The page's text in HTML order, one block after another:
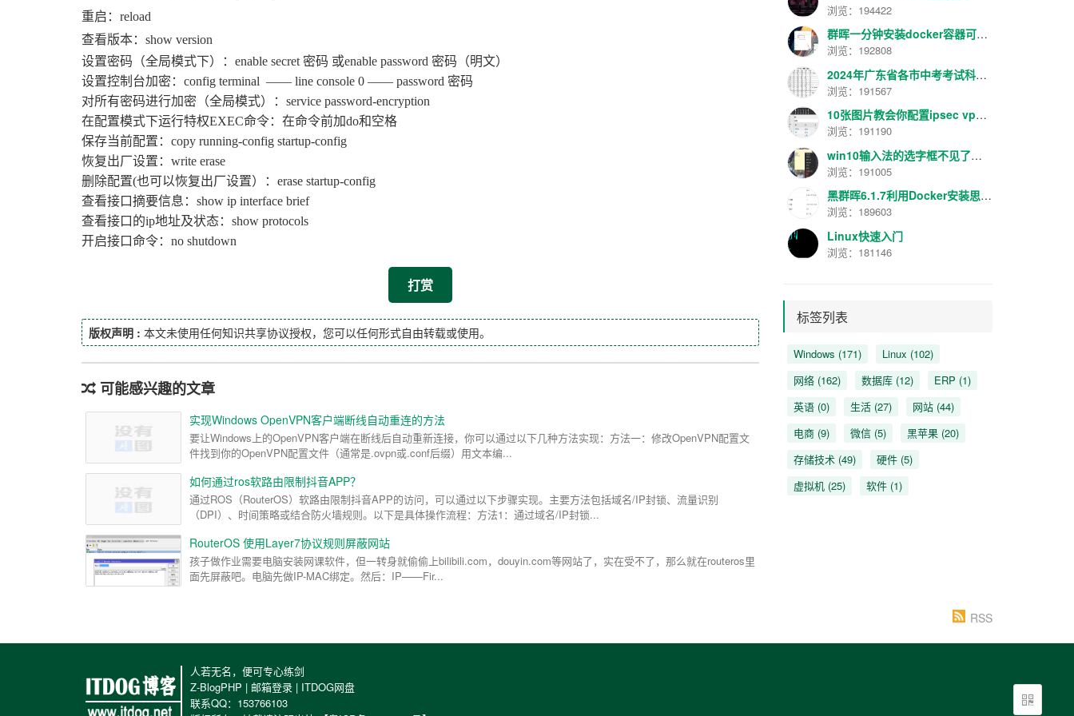
重启：reload
查看版本：show version
设置密码（全局模式下）：enable secret 密码 或enable password 密码（明文）
设置控制台加密：config terminal —— line console 0 —— password 密码
对所有密码进行加密（全局模式）：service password-encryption
在配置模式下运行特权EXEC命令：在命令前加do和空格
保存当前配置：copy running-config startup-config
恢复出厂设置：write erase
删除配置(也可以恢复出厂设置）：erase startup-config
查看接口摘要信息：show ip interface brief
查看接口的ip地址及状态：show protocols
开启接口命令：no shutdown
打赏
版权声明 : 本文未使用任何知识共享协议授权，您可以任何形式自由转载或使用。
可能感兴趣的文章
实现Windows OpenVPN客户端断线自动重连的方法
要让Windows上的OpenVPN客户端在断线后自动重新连接，你可以通过以下几种方法实现：方法一：修改OpenVPN配置文
件找到你的OpenVPN配置文件（通常是.ovpn或.conf后缀）用文本编...
如何通过ros软路由限制抖音APP？
通过ROS（RouterOS）软路由限制抖音APP的访问，可以通过以下步骤实现。主要方法包括域名/IP封锁、流量识别
（DPI）、时间策略或结合防火墙规则。以下是具体操作流程：方法1：通过域名/IP封锁...
RouterOS 使用Layer7协议规则屏蔽网站
孩子做作业需要电脑安装网课软件，但一转身就偷偷上bilibili.com，douyin.com等网站了，实在受不了，那么就在routeros里
面先屏蔽吧。电脑先做IP-MAC绑定。然后：IP——Fir...
浏览：194422
群晖一分钟安装docker容器可视化管理面板工具Portainer最新汉化版V2.16.2
浏览：192808
2024年广东省各市中考考试科目分数规定
浏览：191567
10张图片教会你配置ipsec vpn【转】
浏览：191190
win10输入法的选字框不见了解决方法
浏览：191005
黑群晖6.1.7利用Docker安装思源笔记服务器
浏览：189603
Linux快速入门
浏览：181146
标签列表
Windows (171) Linux (102)
网络(162) 数据库(12) ERP (1)
英语(0) 生活(27) 网站(44)
电商(9) 微信(5) 黑苹果(20)
存储技术(49) 硬件(5)
虚拟机(25) 软件(1)
RSS
人若无名，便可专心练剑
Z-BlogPHP | 邮箱登录 | ITDOG网盘
联系QQ：153766103